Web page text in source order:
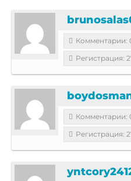
Комментарии:
Регистрация:
Комментарии:
Регистрация: